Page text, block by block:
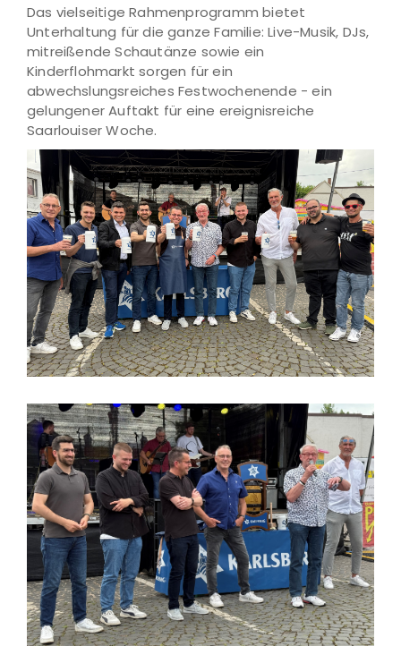
Das vielseitige Rahmenprogramm bietet
Unterhaltung für die ganze Familie: Live-Musik, DJs,
mitreißende Schautänze sowie ein
Kinderflohmarkt sorgen für ein
abwechslungsreiches Festwochenende - ein
gelungener Auftakt für eine ereignisreiche
Saarlouiser Woche.